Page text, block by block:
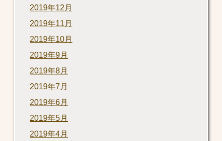
2019年12月
2019年11月
2019年10月
2019年9月
2019年8月
2019年7月
2019年6月
2019年5月
2019年4月